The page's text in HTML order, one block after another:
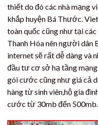
thiết do đó các nhà mạng
khắp huyện Bá Thước.
toàn quốc cũng như tại
Thanh Hóa nên người dân
internet sẽ rất dễ dàng và
đầu tư cơ sở hạ tầng
gói cước cũng như giá cả
hàng từ sinh viên,hộ gia
cước từ 30mb đến 500mb.